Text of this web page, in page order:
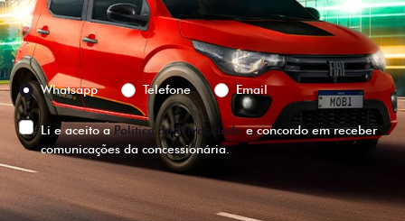
Preferência de contato:
Whatsapp
Telefone Email
Li e aceito aPolítica de Privacidadee concordo em receber
comunicações da concessionária.
ENTRAR EM CONTATO